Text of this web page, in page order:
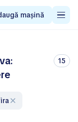
mașină
15